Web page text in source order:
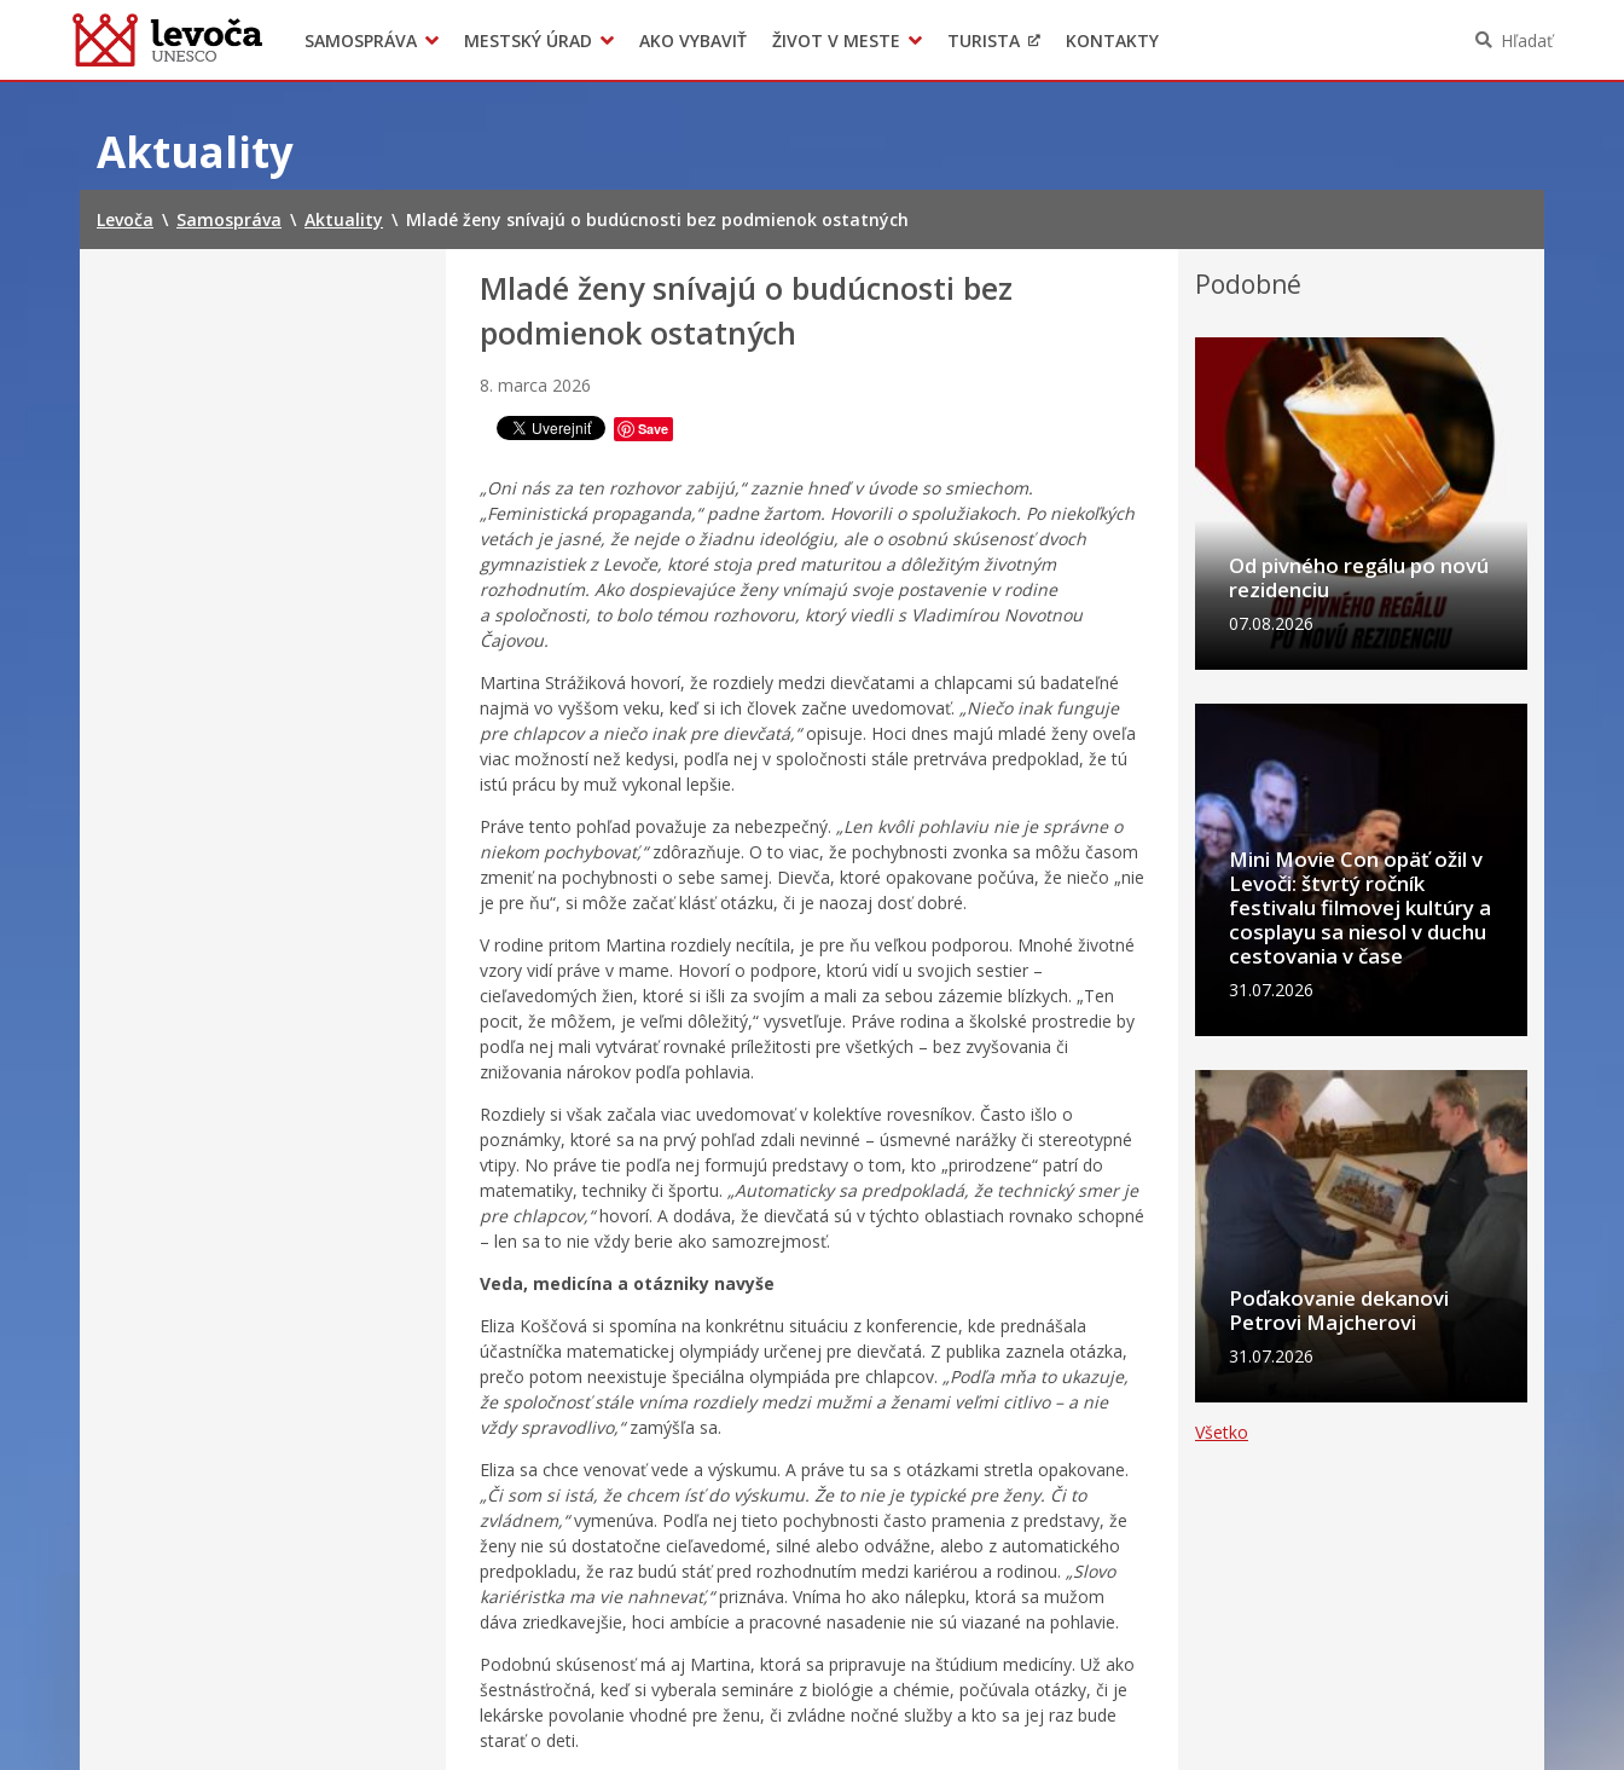
SAMOSPRÁVA
Dokumenty mesta
Transparentné mesto
majetkových pomerov verejného funkcionára
MESTSKÝ ÚRAD
Projekty
Voľba hlavného kontrolóra mesta Levoča
AKO VYBAVIŤ ŽIVOT V MESTE
Doprava
LIMKA
TURISTA KONTAKTY Hľadať
Aktuality
Levoča \ Samospráva \ Aktuality \ Mladé ženy snívajú o budúcnosti bez podmienok ostatných
Mladé ženy snívajú o budúcnosti bez
podmienok ostatných
8. marca 2026
Save
„Oni nás za ten rozhovor zabijú,“ zaznie hneď v úvode so smiechom.
„Feministická propaganda,“ padne žartom. Hovorili o spolužiakoch. Po niekoľkých
vetách je jasné, že nejde o žiadnu ideológiu, ale o osobnú skúsenosť dvoch
gymnazistiek z Levoče, ktoré stoja pred maturitou a dôležitým životným
rozhodnutím. Ako dospievajúce ženy vnímajú svoje postavenie v rodine
a spoločnosti, to bolo témou rozhovoru, ktorý viedli s Vladimírou Novotnou
Čajovou.
Martina Strážiková hovorí, že rozdiely medzi dievčatami a chlapcami sú badateľné
najmä vo vyššom veku, keď si ich človek začne uvedomovať. „Niečo inak funguje
pre chlapcov a niečo inak pre dievčatá,“opisuje. Hoci dnes majú mladé ženy oveľa
viac možností než kedysi, podľa nej v spoločnosti stále pretrváva predpoklad, že tú
istú prácu by muž vykonal lepšie.
Práve tento pohľad považuje za nebezpečný. „Len kvôli pohlaviu nie je správne o
niekom pochybovať,“zdôrazňuje. O to viac, že pochybnosti zvonka sa môžu časom
zmeniť na pochybnosti o sebe samej. Dievča, ktoré opakovane počúva, že niečo „nie
je pre ňu“, si môže začať klásť otázku, či je naozaj dosť dobré.
V rodine pritom Martina rozdiely necítila, je pre ňu veľkou podporou. Mnohé životné
vzory vidí práve v mame. Hovorí o podpore, ktorú vidí u svojich sestier –
cieľavedomých žien, ktoré si išli za svojím a mali za sebou zázemie blízkych. „Ten
pocit, že môžem, je veľmi dôležitý,“ vysvetľuje. Práve rodina a školské prostredie by
podľa nej mali vytvárať rovnaké príležitosti pre všetkých – bez zvyšovania či
znižovania nárokov podľa pohlavia.
Rozdiely si však začala viac uvedomovať v kolektíve rovesníkov. Často išlo o
poznámky, ktoré sa na prvý pohľad zdali nevinné – úsmevné narážky či stereotypné
vtipy. No práve tie podľa nej formujú predstavy o tom, kto „prirodzene“ patrí do
matematiky, techniky či športu. „Automaticky sa predpokladá, že technický smer je
pre chlapcov,“hovorí. A dodáva, že dievčatá sú v týchto oblastiach rovnako schopné
– len sa to nie vždy berie ako samozrejmosť.
Veda, medicína a otázniky navyše
Eliza Koščová si spomína na konkrétnu situáciu z konferencie, kde prednášala
účastníčka matematickej olympiády určenej pre dievčatá. Z publika zaznela otázka,
prečo potom neexistuje špeciálna olympiáda pre chlapcov. „Podľa mňa to ukazuje,
že spoločnosť stále vníma rozdiely medzi mužmi a ženami veľmi citlivo – a nie
vždy spravodlivo,“zamýšľa sa.
Eliza sa chce venovať vede a výskumu. A práve tu sa s otázkami stretla opakovane.
„Či som si istá, že chcem ísť do výskumu. Že to nie je typické pre ženy. Či to
zvládnem,“vymenúva. Podľa nej tieto pochybnosti často pramenia z predstavy, že
ženy nie sú dostatočne cieľavedomé, silné alebo odvážne, alebo z automatického
predpokladu, že raz budú stáť pred rozhodnutím medzi kariérou a rodinou. „Slovo
kariéristka ma vie nahnevať,“priznáva. Vníma ho ako nálepku, ktorá sa mužom
dáva zriedkavejšie, hoci ambície a pracovné nasadenie nie sú viazané na pohlavie.
Podobnú skúsenosť má aj Martina, ktorá sa pripravuje na štúdium medicíny. Už ako
šestnásťročná, keď si vyberala semináre z biológie a chémie, počúvala otázky, či je
lekárske povolanie vhodné pre ženu, či zvládne nočné služby a kto sa jej raz bude
starať o deti.
Podobné
Od pivného regálu po novú
rezidenciu
07.08.2026
Mini Movie Con opäť ožil v
Levoči: štvrtý ročník
festivalu filmovej kultúry a
cosplayu sa niesol v duchu
cestovania v čase
31.07.2026
Poďakovanie dekanovi
Petrovi Majcherovi
31.07.2026
Všetko